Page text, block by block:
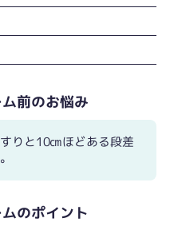
前のお悩み
りと10㎝ほどある段差
のポイント